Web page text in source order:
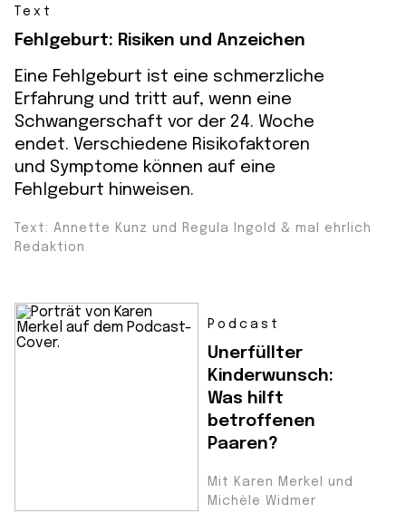
Text
Fehlgeburt: Risiken und Anzeichen
Eine Fehlgeburt ist eine schmerzliche
Erfahrung und tritt auf, wenn eine
Schwangerschaft vor der 24. Woche
endet. Verschiedene Risikofaktoren
und Symptome können auf eine
Fehlgeburt hinweisen.
Text: Annette Kunz und Regula Ingold & mal ehrlich
Redaktion
Podcast
Unerfüllter
Kinderwunsch:
Was hilft
betroffenen
Paaren?
Mit Karen Merkel und
Michèle Widmer